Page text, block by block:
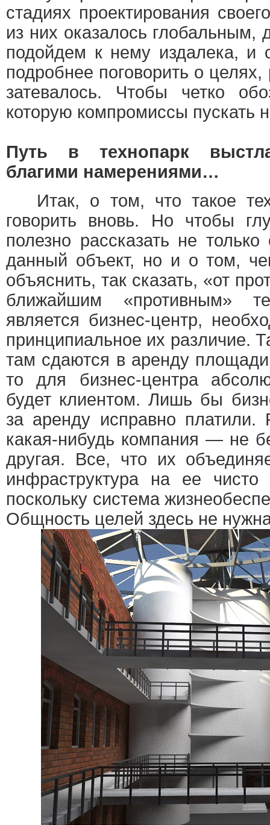
стадиях проектирования
из них оказалось
подойдем к нему издалека, и
подробнее поговорить о
затевалось. Чтобы четко
которую компромиссы пускать
Путь в технопарк
благими намерениями…
Итак, о том, что такое
говорить вновь. Но чтобы
полезно рассказать не
данный объект, но и о том,
объяснить, так сказать, «от
ближайшим «противным»
является бизнес-центр,
принципиальное их различие.
там сдаются в аренду
то для бизнес-центра
будет клиентом. Лишь бы
за аренду исправно платили.
какая-нибудь компания — не
другая. Все, что их
инфраструктура на ее чисто
поскольку система
Общность целей здесь не